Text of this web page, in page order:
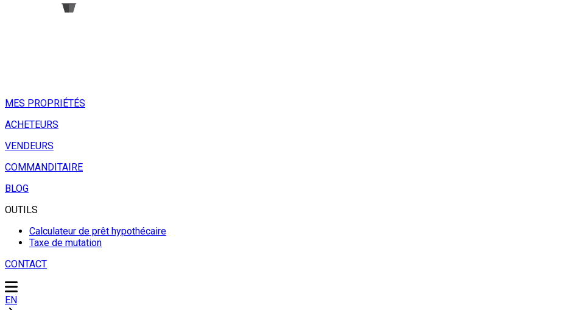
MES PROPRIÉTÉS
ACHETEURS
VENDEURS
COMMANDITAIRE
BLOG
OUTILS
Calculateur de prêt hypothécaire
Taxe de mutation
CONTACT
EN